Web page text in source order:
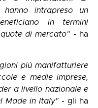
intrapreso un
in termini
di mercato" - ha
più manifatturiere
e medie imprese,
a livello nazionale e
Made in Italy" - gli ha